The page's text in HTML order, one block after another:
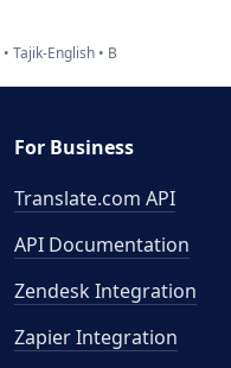
Tajik-English B
For Business
Translate.com API
API Documentation
Zendesk Integration
Zapier Integration